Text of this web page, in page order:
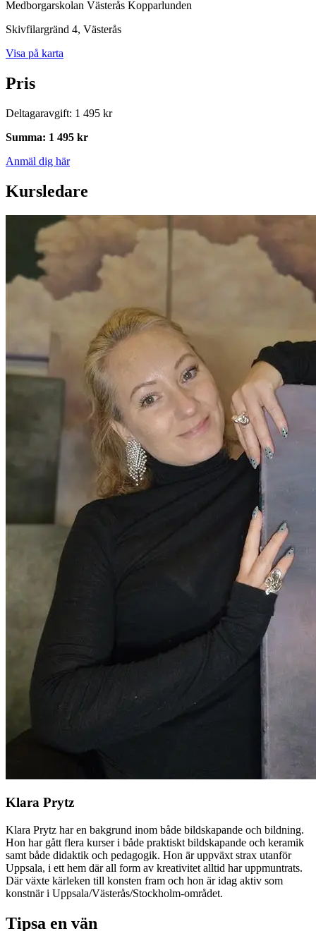
Medborgarskolan Västerås Kopparlunden
Skivfilargränd 4, Västerås
Visa på karta
Pris
Deltagaravgift: 1 495 kr
Summa: 1 495 kr
Anmäl dig här
Kursledare
Klara Prytz
Klara Prytz har en bakgrund inom både bildskapande och bildning.
Hon har gått flera kurser i både praktiskt bildskapande och keramik
samt både didaktik och pedagogik. Hon är uppväxt strax utanför
Uppsala, i ett hem där all form av kreativitet alltid har uppmuntrats.
Där växte kärleken till konsten fram och hon är idag aktiv som
konstnär i Uppsala/Västerås/Stockholm-området.
Tipsa en vän